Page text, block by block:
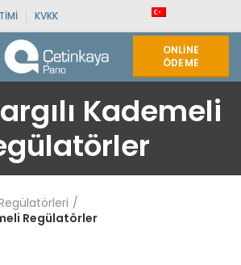
KVKK
ONLINE
ÖDEME
Kademeli
Regülatörler